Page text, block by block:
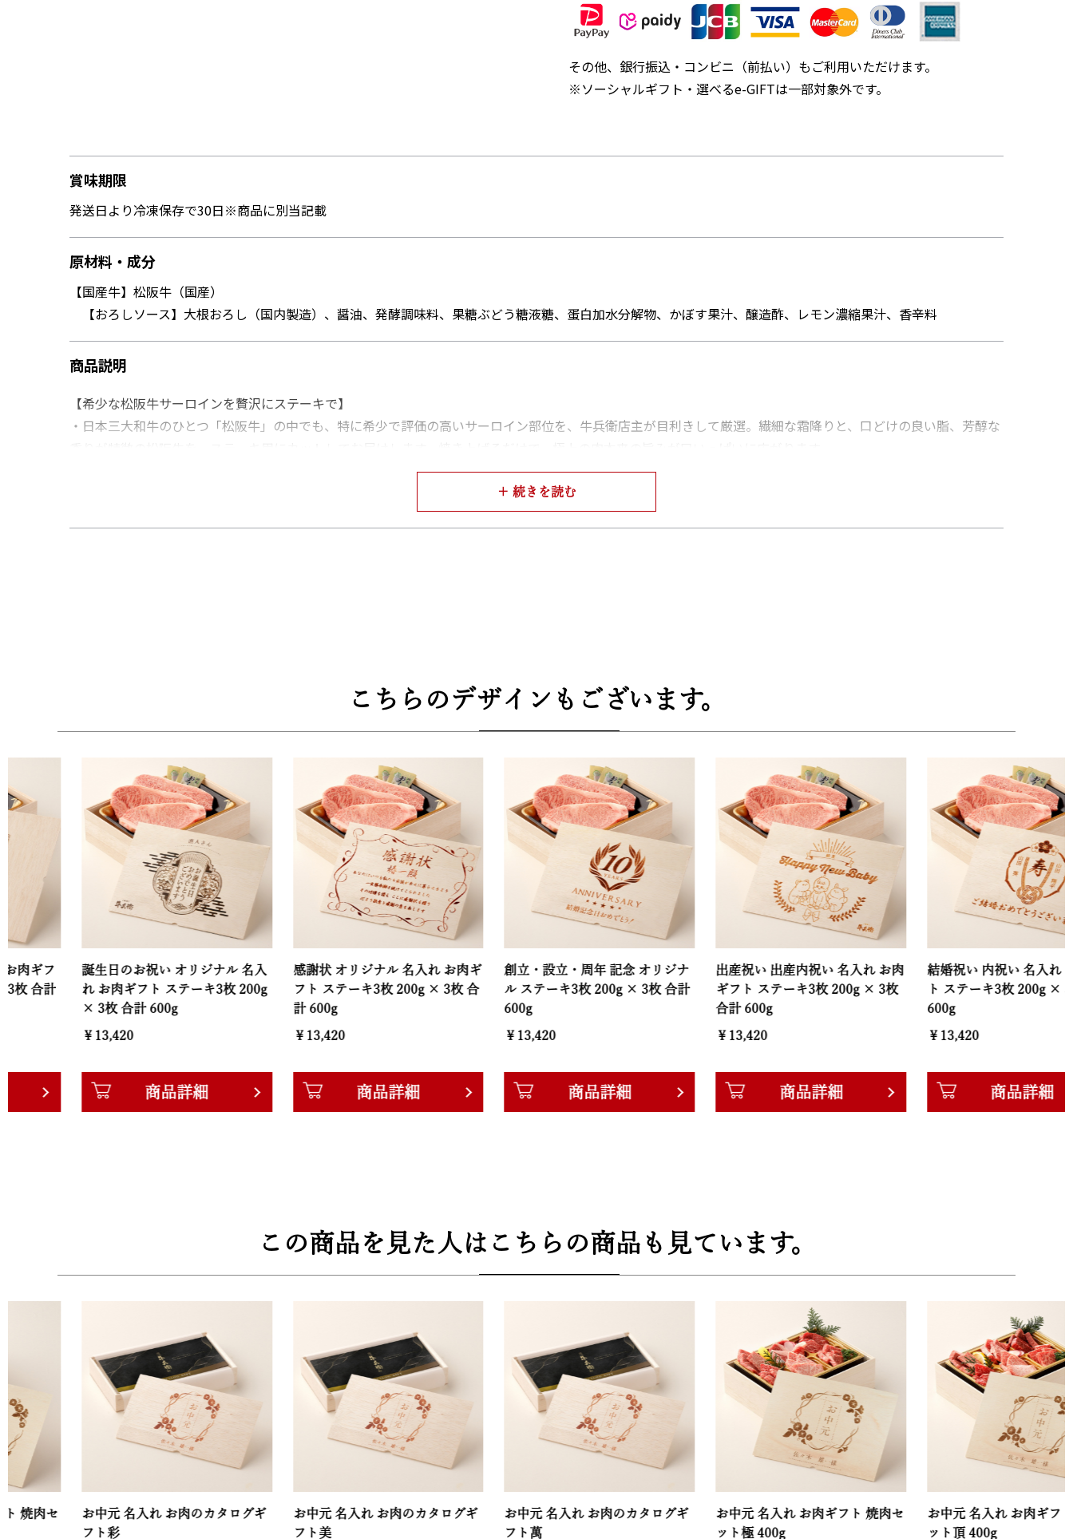
その他、銀行振込・コンビニ（前払い）もご利用いただけます。
※ソーシャルギフト・選べるe-GIFTは一部対象外です。
賞味期限
発送日より冷凍保存で30日※商品に別当記載
原材料・成分
【国産牛】松阪牛（国産）
【おろしソース】大根おろし（国内製造）、醤油、発酵調味料、果糖ぶどう糖液糖、蛋白加水分解物、かぼす果汁、醸造酢、レモン濃縮果汁、香辛料
商品説明
【希少な松阪牛サーロインを贅沢にステーキで】
・日本三大和牛のひとつ「松阪牛」の中でも、特に希少で評価の高いサーロイン部位を、牛兵衛店主が目利きして厳選。繊細な霜降りと、口どけの良い脂、芳醇な
・お肉の味をより一層引き立てるために、さっぱりとしたおろしソースと、店主こだわりのアンデス岩塩をご用意。さらに削り金付きで、削りたての岩塩の香りと
・牛兵衛オリジナルの重厚な木箱に、上質な風呂敷で丁寧に包み込んだ梱包スタイル。ご贈答用としても、ご自宅用の特別な一品としても、高級感と特別感を演出
いたします。贈る方の気持ちがしっかり伝わる、格式あるギフトに最適です。
【木箱サイズ】幅30.3cm × 奥行22.2cm × 高さ8.3cm
こちらのデザインもございます。
誕生日のお祝い オリジナル 名入
れ お肉ギフト ステーキ3枚 200g
× 3枚 合計 600g
￥13,420
商品詳細
感謝状 オリジナル 名入れ お肉ギ
フト ステーキ3枚 200g × 3枚 合
￥13,420
商品詳細
創立・設立・周年 記念 オリジナ
ル ステーキ3枚 200g × 3枚 合計
￥13,420
商品詳細
出産祝い 出産内祝い 名入れ お肉
ギフト ステーキ3枚 200g × 3枚
合計 600g
￥13,420
商品詳細
結婚祝い 内祝い 名入れ お肉ギフ
ト ステーキ3枚 200g × 3枚 合計
￥13,420
商品詳細
この商品を見た人はこちらの商品も見ています。
お中元 名入れ お肉のカタログギ
お中元 名入れ お肉のカタログギ
お中元 名入れ お肉のカタログギ
お中元 名入れ お肉ギフト 焼肉セ
ット極 400g
お中元 名入れ お肉ギフト 焼肉セ
ット頂 400g